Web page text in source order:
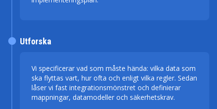
Vi specificerar vad som måste hända: vilka data som
ska flyttas vart, hur ofta och enligt vilka regler. Sedan
låser vi fast integrationsmönstret och definierar
mappningar, datamodeller och säkerhetskrav.
Utforska